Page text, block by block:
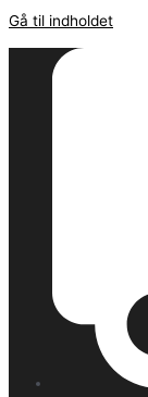
Gå til indholdet